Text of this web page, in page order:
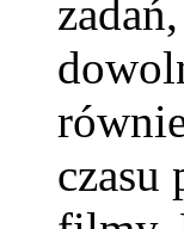
czasu